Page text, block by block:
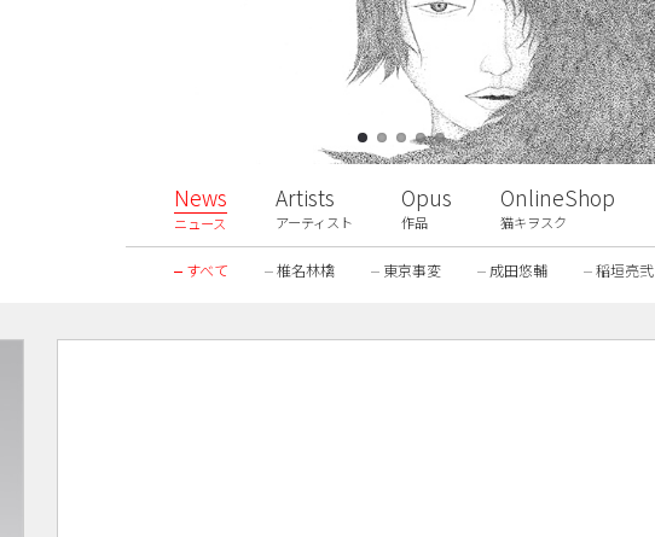
News
ニュース
Artists
アーティスト
Opus
作品
OnlineShop
猫キヲスク
すべて 椎名林檎 東京事変 成田悠輔 稲垣亮弐